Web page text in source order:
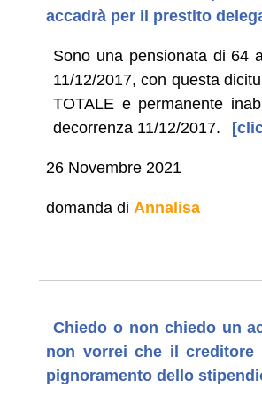
accadrà per il prestito
Sono una pensionata di 64
11/12/2017, con questa
TOTALE e permanente
decorrenza 11/12/2017.
26 Novembre 2021
domanda di Annalisa
Chiedo o non chiedo un
non vorrei che il creditore
pignoramento dello